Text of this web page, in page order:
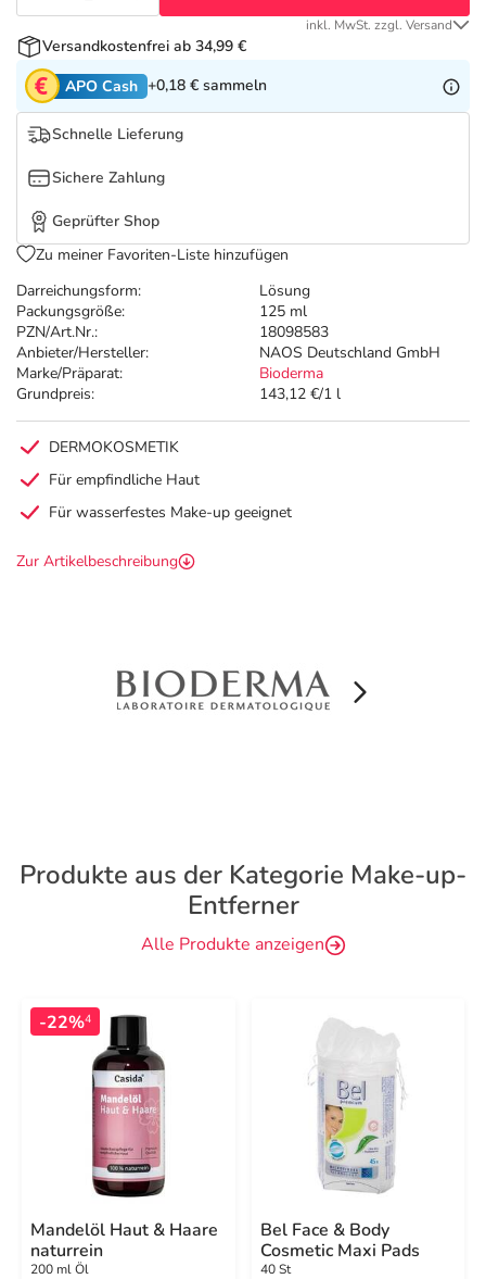
Tierapotheke
Vitamine & Mineralstoffe
Marken
Salus Deals
Darreichungsform:
Lösung
Packungsgröße:
125 ml
PZN/Art.Nr.:
18098583
Anbieter/Hersteller:
NAOS Deutschland GmbH
Marke/Präparat:
Bioderma
Grundpreis:
143,12 €/1 l
inkl. MwSt. zzgl. Versand
Versandkostenfrei ab 34,99 €
APO Cash +0,18 € sammeln
Schnelle Lieferung
Sichere Zahlung
Geprüfter Shop
Zu meiner Favoriten-Liste hinzufügen
DERMOKOSMETIK
Für empfindliche Haut
Für wasserfestes Make-up geeignet
Zur Artikelbeschreibung
Produkte aus der Kategorie Make-up-
Entferner
Alle Produkte anzeigen
-22%4
Mandelöl Haut & Haare
naturrein
200 ml Öl
Bel Face & Body
Cosmetic Maxi Pads
40 St